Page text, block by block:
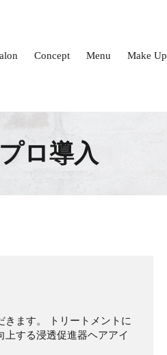
Concept Menu Make Up
ロ導入
きます。 トリートメントに
する浸透促進器ヘアアイ